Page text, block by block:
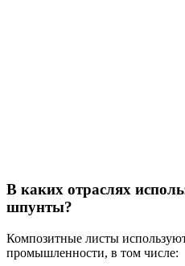
В каких отраслях
шпунты?
Композитные листы
промышленности, в том числе: